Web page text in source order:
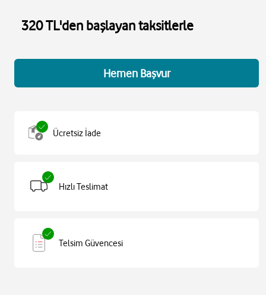
320 TL'den başlayan taksitlerle
Hemen Başvur
Ücretsiz İade
Hızlı Teslimat
Telsim Güvencesi